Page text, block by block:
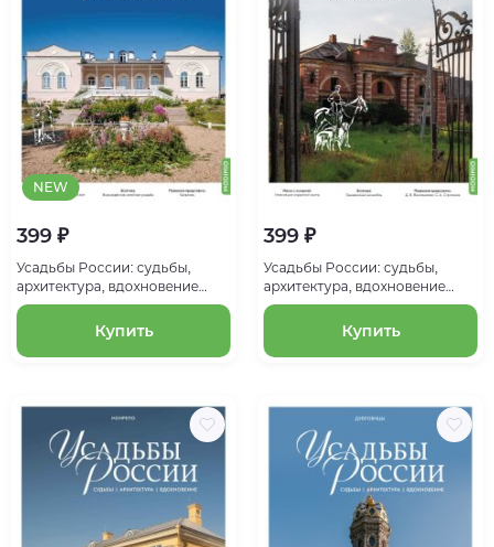
NEW
399 ₽
Усадьбы России: судьбы,
архитектура, вдохновение
№64, Усадьба Хвалевское
Купить
399 ₽
Усадьбы России: судьбы,
архитектура, вдохновение
№60, Усадьба Волышово
Купить